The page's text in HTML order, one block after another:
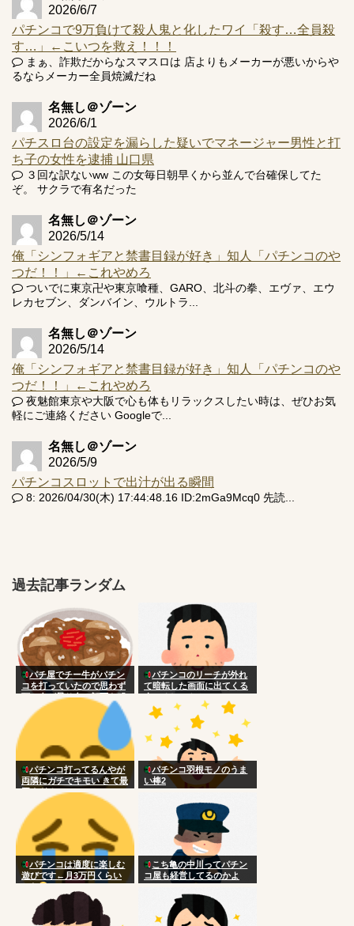
Powered by livedoor 相互RSS
2026/6/7
パチンコで9万負けて殺人鬼と化したワイ「殺す…全員殺
す…」←こいつを救え！！！
まぁ、詐欺だからなスマスロは 店よりもメーカーが悪いからや
るならメーカー全員焼滅だね
名無し＠ゾーン
2026/6/1
パチスロ台の設定を漏らした疑いでマネージャー男性と打
ち子の女性を逮捕 山口県
３回な訳ないww この女毎日朝早くから並んで台確保してた
ぞ。 サクラで有名だった
名無し＠ゾーン
2026/5/14
俺「シンフォギアと禁書目録が好き」知人「パチンコのや
つだ！！」←これやめろ
ついでに東京卍や東京喰種、GARO、北斗の拳、エヴァ、エウ
レカセブン、ダンバイン、ウルトラ...
名無し＠ゾーン
2026/5/14
俺「シンフォギアと禁書目録が好き」知人「パチンコのや
つだ！！」←これやめろ
夜魅館東京や大阪で心も体もリラックスしたい時は、ぜひお気
軽にご連絡ください Googleで...
名無し＠ゾーン
2026/5/9
パチンコスロットで出汁が出る瞬間
8: 2026/04/30(木) 17:44:48.16 ID:2mGa9Mcq0 先読...
過去記事ランダム
パチ屋でチー牛がパチン
コを打っていたので思わず
頭に血が昇り台に顔面を叩
きつけた
パチンコのリーチが外れ
て暗転した画面に出てくる
人いるじゃん？
パチンコ打ってるんやが
両隣にガチでキモい きて最
悪すぎる
パチンコ羽根モノのうま
い棒2
パチンコは適度に楽しむ
遊びです←月3万円くらい
かな
こち亀の中川ってパチン
コ屋も経営してるのかよ